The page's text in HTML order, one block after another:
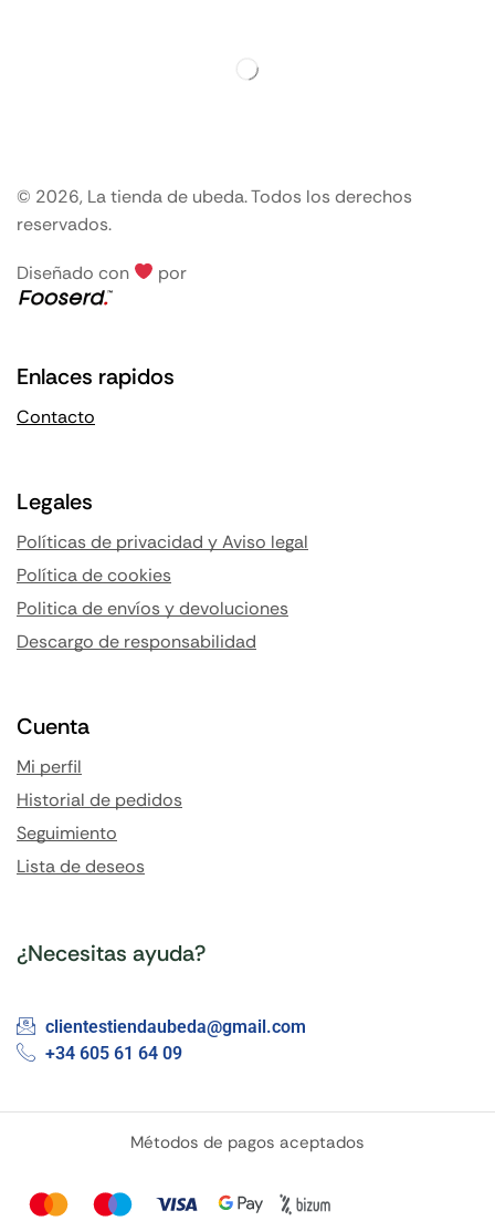
© 2026, La tienda de ubeda. Todos los derechos
reservados.
Diseñado con por
Enlaces rapidos
Contacto
Legales
Políticas de privacidad y Aviso legal
Política de cookies
Politica de envíos y devoluciones
Descargo de responsabilidad
Cuenta
Mi perfil
Historial de pedidos
Seguimiento
Lista de deseos
¿Necesitas ayuda?
clientestiendaubeda@gmail.com
+34 605 61 64 09
Métodos de pagos aceptados